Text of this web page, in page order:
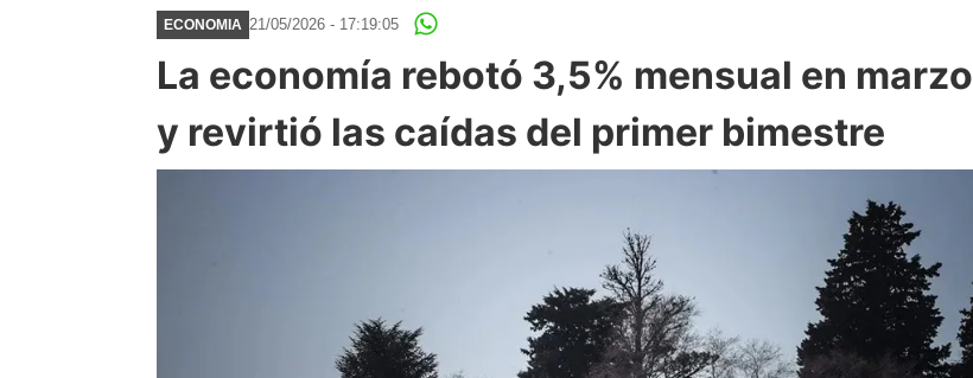
ECONOMIA 21/05/2026 - 17:19:05
La economía rebotó 3,5% mensual en marzo
y revirtió las caídas del primer bimestre